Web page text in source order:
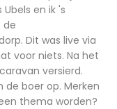
en ik 's
de
Dit was live via
voor niets. Na het
versierd.
de boer op. Merken
thema worden?